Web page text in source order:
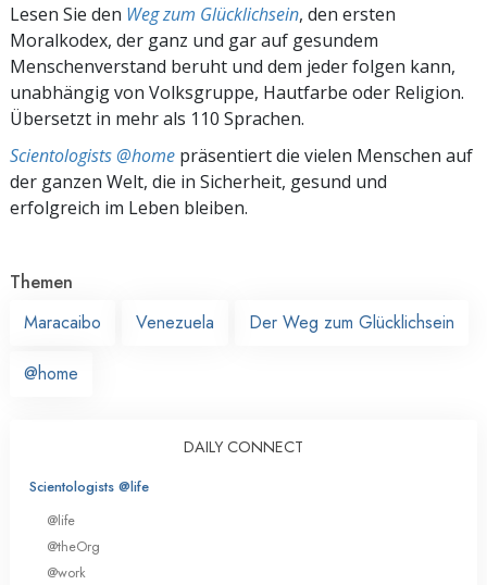
Lesen Sie den Weg zum Glücklichsein, den ersten
Moralkodex, der ganz und gar auf gesundem
Menschenverstand beruht und dem jeder folgen kann,
unabhängig von Volksgruppe, Hautfarbe oder Religion.
Übersetzt in mehr als 110 Sprachen.
Scientologists @home präsentiert die vielen Menschen auf
der ganzen Welt, die in Sicherheit, gesund und
erfolgreich im Leben bleiben.
Themen
Maracaibo
Venezuela Der Weg zum Glücklichsein
@home
DAILY CONNECT
Scientologists @life
@life
@theOrg
@work